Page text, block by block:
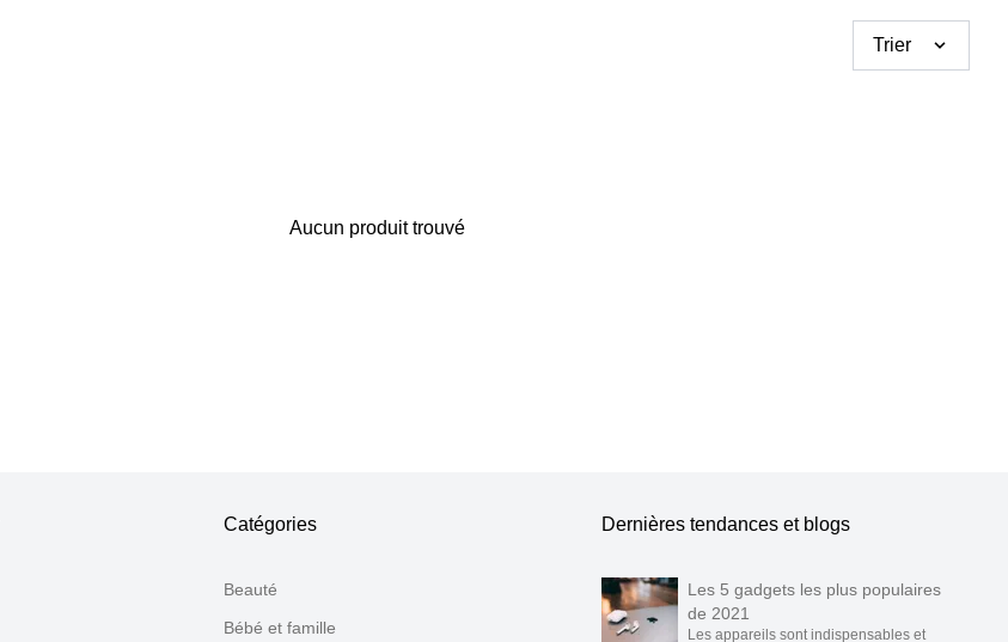
Trier
Aucun produit trouvé
Catégories
Beauté
Bébé et famille
Dernières tendances et blogs
Les 5 gadgets les plus populaires
de 2021
Les appareils sont indispensables et